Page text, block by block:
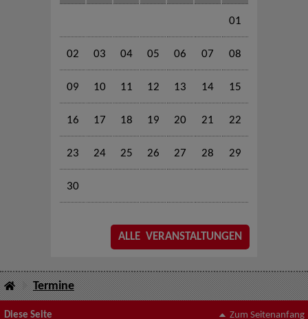
01
02 03 04 05 06 07 08
09 10 11 12 13 14 15
16 17 18 19 20 21 22
23 24 25 26 27 28 29
30
ALLE VERANSTALTUNGEN
Termine
Diese Seite Zum Seitenanfang